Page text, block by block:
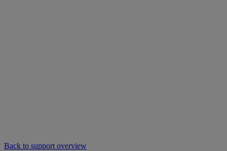
Back to support overview